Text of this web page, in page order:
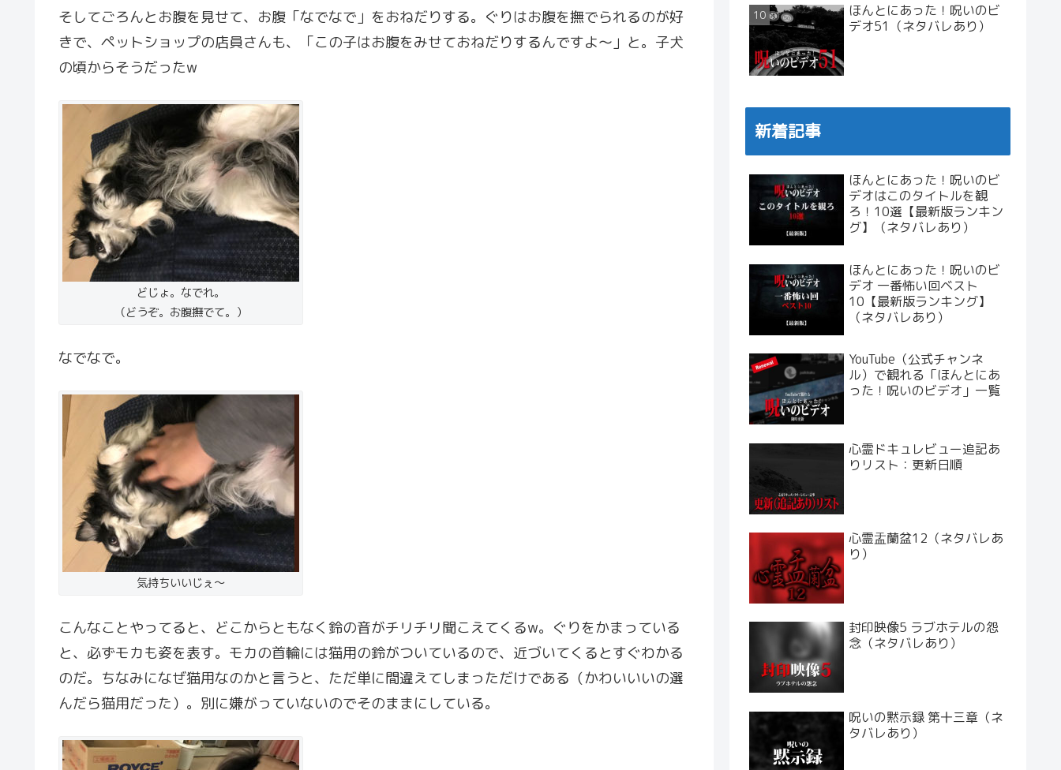
そしてごろんとお腹を見せて、お腹「なでなで」をおねだりする。ぐりはお腹を撫でられるのが好
きで、ペットショップの店員さんも、「この子はお腹をみせておねだりするんですよ〜」と。子犬
の頃からそうだったw
どじょ。なでれ。
（どうぞ。お腹撫でて。）
なでなで。
気持ちいいじぇ〜
こんなことやってると、どこからともなく鈴の音がチリチリ聞こえてくるw。ぐりをかまっている
と、必ずモカも姿を表す。モカの首輪には猫用の鈴がついているので、近づいてくるとすぐわかる
のだ。ちなみになぜ猫用なのかと言うと、ただ単に間違えてしまっただけである（かわいいいの選
んだら猫用だった）。別に嫌がっていないのでそのままにしている。
ほんとにあった！呪いのビ
デオ51（ネタバレあり）
新着記事
ほんとにあった！呪いのビ
デオはこのタイトルを観
ろ！10選【最新版ランキン
グ】（ネタバレあり）
ほんとにあった！呪いのビ
デオ 一番怖い回ベスト
10【最新版ランキング】
（ネタバレあり）
YouTube（公式チャンネ
ル）で観れる「ほんとにあ
った！呪いのビデオ」一覧
心霊ドキュレビュー追記あ
りリスト：更新日順
心霊盂蘭盆12（ネタバレあ
り）
封印映像5 ラブホテルの怨
念（ネタバレあり）
呪いの黙示録 第十三章（ネ
タバレあり）